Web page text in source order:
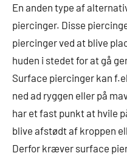
En anden type af
piercinger. Disse
piercinger ved at blive
huden i stedet for at gå
Surface piercinger kan
ned ad ryggen eller på
har et fast punkt at hvile
blive afstødt af kroppen
Derfor kræver surface